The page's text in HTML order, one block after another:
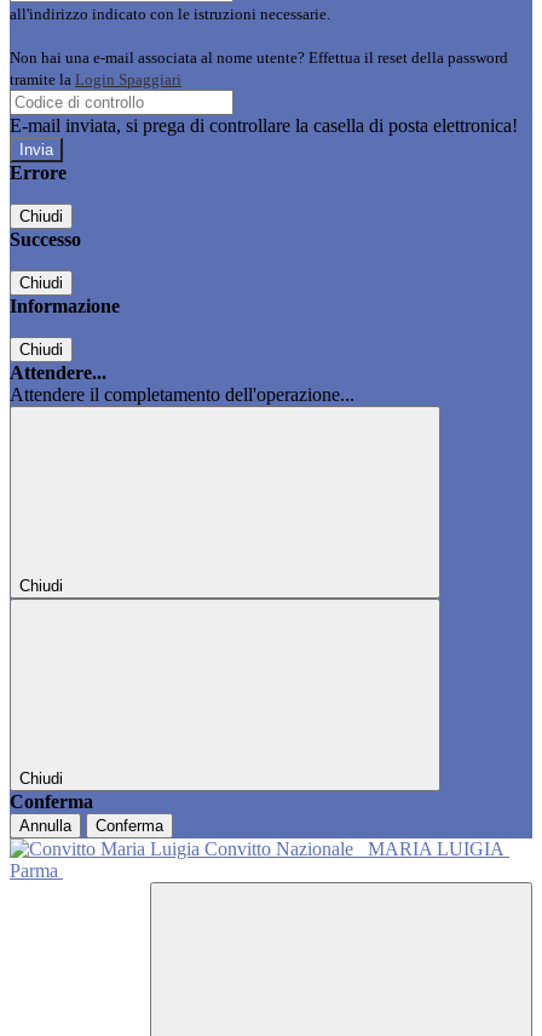
all'indirizzo indicato con le istruzioni necessarie.
Non hai una e-mail associata al nome utente? Effettua il reset della password
tramite la Login Spaggiari
E-mail inviata, si prega di controllare la casella di posta elettronica!
Errore
Chiudi
Successo
Chiudi
Informazione
Chiudi
Attendere...
Attendere il completamento dell'operazione...
Chiudi
Chiudi
Conferma
Annulla Conferma
Convitto Nazionale
MARIA LUIGIA
Parma